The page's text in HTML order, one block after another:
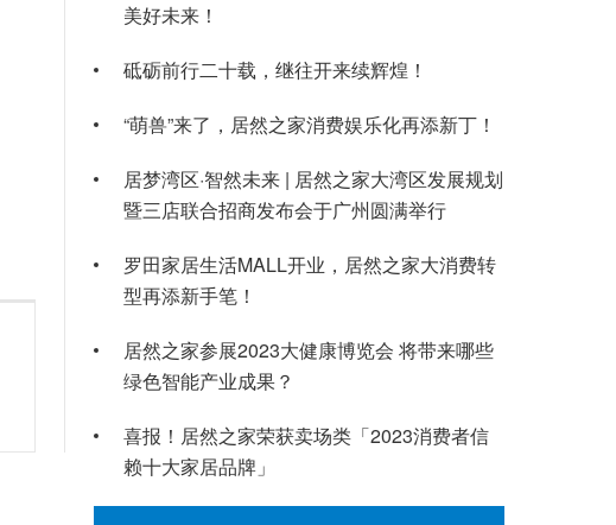
美好未来！
砥砺前行二十载，继往开来续辉煌！
“萌兽”来了，居然之家消费娱乐化再添新丁！
居梦湾区·智然未来 | 居然之家大湾区发展规划
暨三店联合招商发布会于广州圆满举行
罗田家居生活MALL开业，居然之家大消费转
型再添新手笔！
居然之家参展2023大健康博览会 将带来哪些
绿色智能产业成果？
喜报！居然之家荣获卖场类「2023消费者信
赖十大家居品牌」